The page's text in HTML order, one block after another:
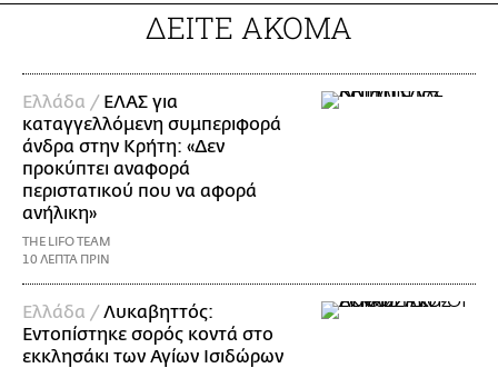
ΔΕΙΤΕ ΑΚΟΜΑ
Ελλάδα / ΕΛΑΣ για
καταγγελλόμενη συμπεριφορά
άνδρα στην Κρήτη: «Δεν
προκύπτει αναφορά
περιστατικού που να αφορά
ανήλικη»
THE LIFO TEAM
10 ΛΕΠΤΑ ΠΡΙΝ
Ελλάδα /Λυκαβηττός:
Εντοπίστηκε σορός κοντά στο
εκκλησάκι των Αγίων Ισιδώρων